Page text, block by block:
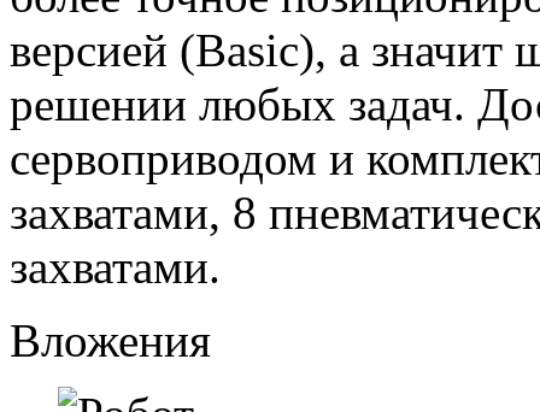
версией (Basic), а
решении любых задач.
сервоприводом и
захватами, 8
захватами.
Вложения